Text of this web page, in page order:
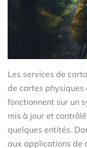
Les services de
de cartes
fonctionnent sur un
mis à jour et
quelques entités.
aux applications de